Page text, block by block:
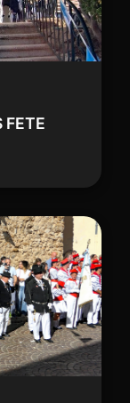
FETE